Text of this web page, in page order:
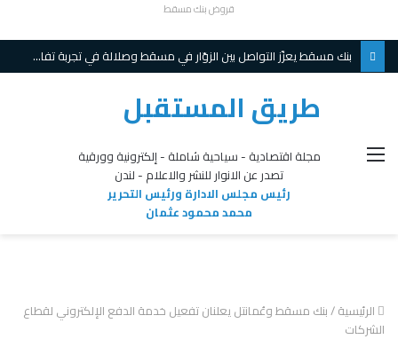
قروض بنك مسقط
بنك مسقط يعزّز التواصل بين الزوّار في مسقط وصلالة في تجربة تفاعلية مبتكرة ويواصل تقديم عروض حصريّة خلال موسم الخريف
طريق المستقبل
مجلة اقتصادية - سياحية شاملة - إلكترونية وورقية
تصدر عن الانوار للنشر والاعلام - لندن
رئيس مجلس الادارة ورئيس التحرير
محمد محمود عثمان
القائمة
الرئيسية/بنك مسقط وعُمانتل يعلنان تفعيل خدمة الدفع الإلكتروني لقطاع
الشركات